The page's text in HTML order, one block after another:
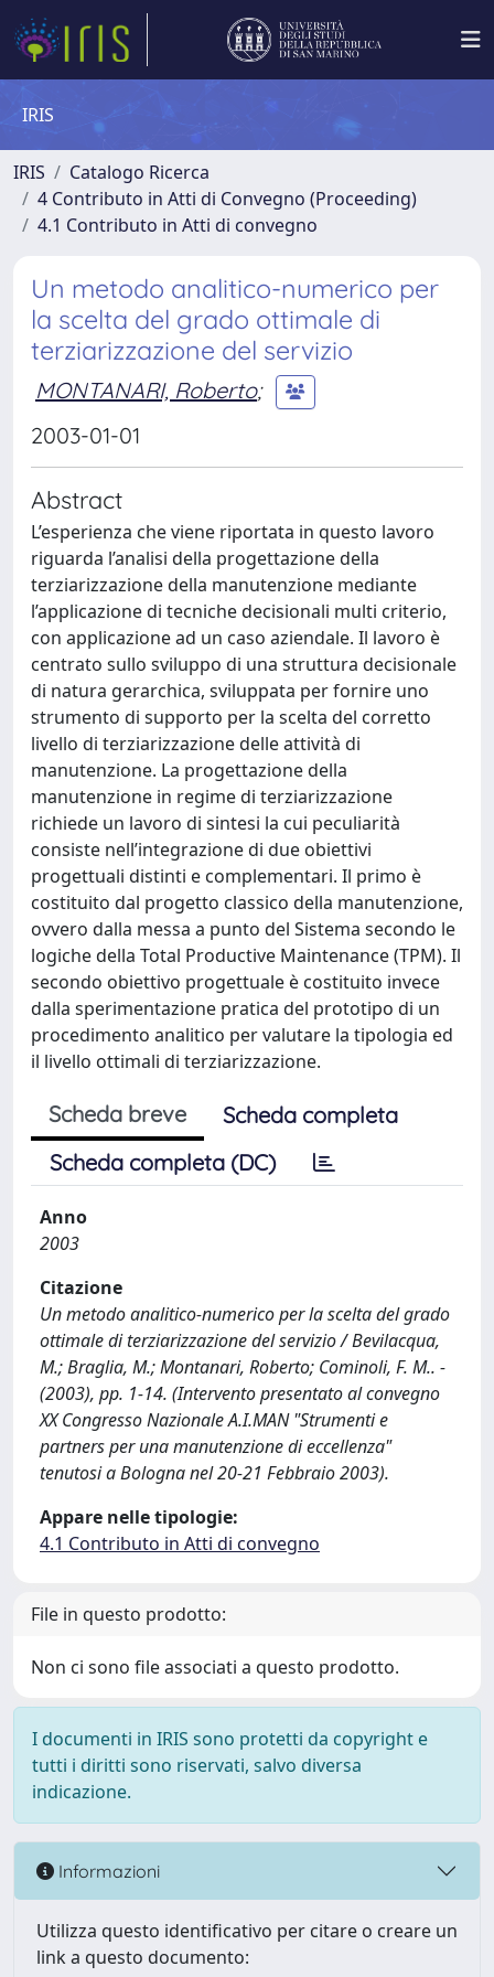
IRIS
IRIS
Catalogo Ricerca
4 Contributo in Atti di Convegno (Proceeding)
4.1 Contributo in Atti di convegno
Un metodo analitico-numerico per
la scelta del grado ottimale di
terziarizzazione del servizio
MONTANARI, Roberto;
2003-01-01
Abstract
L’esperienza che viene riportata in questo lavoro
riguarda l’analisi della progettazione della
terziarizzazione della manutenzione mediante
l’applicazione di tecniche decisionali multi criterio,
con applicazione ad un caso aziendale. Il lavoro è
centrato sullo sviluppo di una struttura decisionale
di natura gerarchica, sviluppata per fornire uno
strumento di supporto per la scelta del corretto
livello di terziarizzazione delle attività di
manutenzione. La progettazione della
manutenzione in regime di terziarizzazione
richiede un lavoro di sintesi la cui peculiarità
consiste nell’integrazione di due obiettivi
progettuali distinti e complementari. Il primo è
costituito dal progetto classico della manutenzione,
ovvero dalla messa a punto del Sistema secondo le
logiche della Total Productive Maintenance (TPM). Il
secondo obiettivo progettuale è costituito invece
dalla sperimentazione pratica del prototipo di un
procedimento analitico per valutare la tipologia ed
il livello ottimali di terziarizzazione.
Scheda breve
Scheda completa
Scheda completa (DC)
Anno
2003
Citazione
Un metodo analitico-numerico per la scelta del grado
ottimale di terziarizzazione del servizio / Bevilacqua,
M.; Braglia, M.; Montanari, Roberto; Cominoli, F. M.. -
(2003), pp. 1-14. (Intervento presentato al convegno
XX Congresso Nazionale A.I.MAN "Strumenti e
partners per una manutenzione di eccellenza"
tenutosi a Bologna nel 20-21 Febbraio 2003).
Appare nelle tipologie:
4.1 Contributo in Atti di convegno
File in questo prodotto:
Non ci sono file associati a questo prodotto.
I documenti in IRIS sono protetti da copyright e
tutti i diritti sono riservati, salvo diversa
indicazione.
Informazioni
Utilizza questo identificativo per citare o creare un
link a questo documento: